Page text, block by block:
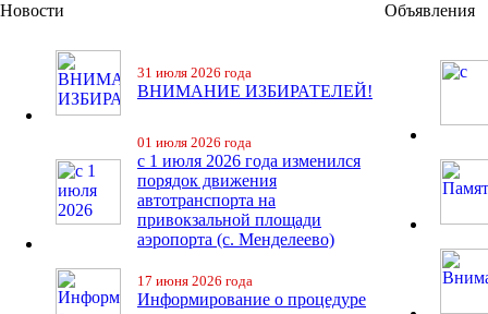
Новости
31 июля 2026 года
ВНИМАНИЕ ИЗБИРАТЕЛЕЙ!
01 июля 2026 года
с 1 июля 2026 года изменился
порядок движения
автотранспорта на
привокзальной площади
аэропорта (с. Менделеево)
17 июня 2026 года
Информирование о процедуре
Объявления